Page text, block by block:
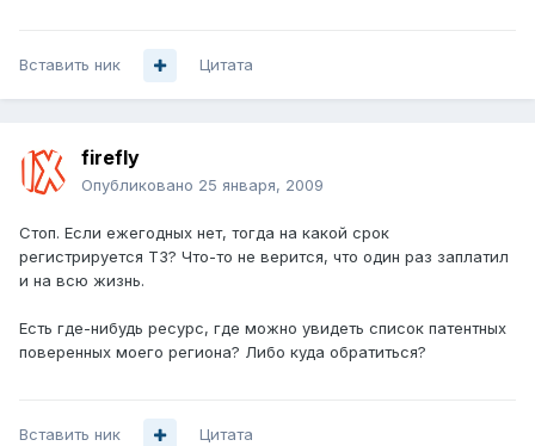
Вставить ник Цитата
firefly
Опубликовано 25 января, 2009
Стоп. Если ежегодных нет, тогда на какой срок
регистрируется ТЗ? Что-то не верится, что один раз заплатил
и на всю жизнь.
Есть где-нибудь ресурс, где можно увидеть список патентных
поверенных моего региона? Либо куда обратиться?
Вставить ник Цитата